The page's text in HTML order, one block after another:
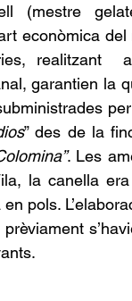
(mestre
econòmica
realitzant
garantien la
” des de la
. Les
la canella
pols.